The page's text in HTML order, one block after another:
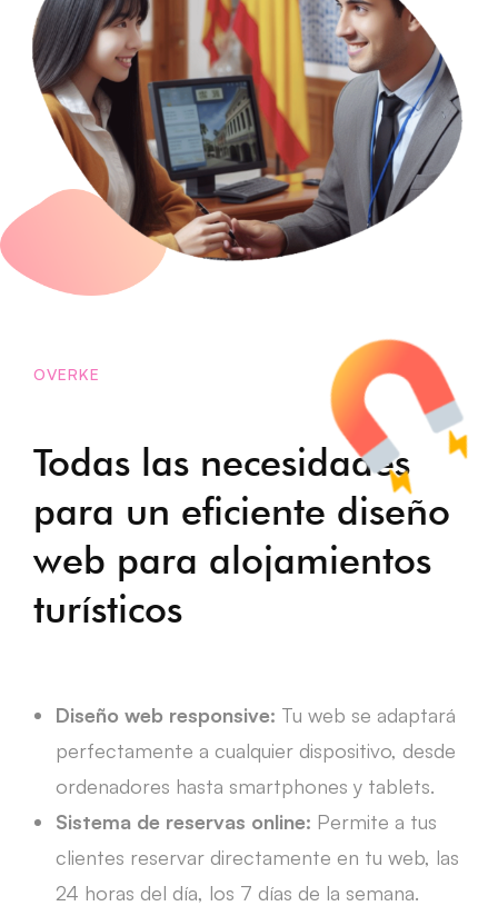
OVERKE
Todas las necesidades
para un eficiente diseño
web para alojamientos
turísticos
Diseño web responsive: Tu web se adaptará
perfectamente a cualquier dispositivo, desde
ordenadores hasta smartphones y tablets.
Sistema de reservas online: Permite a tus
clientes reservar directamente en tu web, las
24 horas del día, los 7 días de la semana.